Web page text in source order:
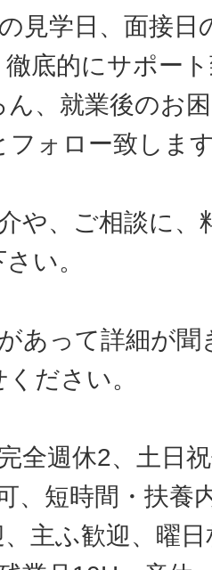
見学日、面接日
底的にサポー
ん、就業後のお
フォロー致しま
や、ご相談に
い。
あって詳細が
ださい。
全週休2、土日
、短時間・扶養
主ふ歓迎、曜